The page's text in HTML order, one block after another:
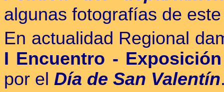
algunas fotografías de
En actualidad Regional
I Encuentro -
por el Día de San Valentín